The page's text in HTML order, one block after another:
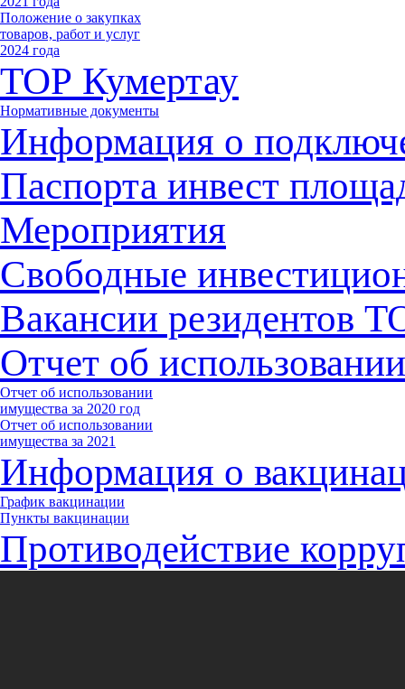
Положение о закупках
товаров, работ и услуг
2024 года
ТОР Кумертау
Нормативные документы
Информация о
Паспорта инвест
Мероприятия
Свободные
Вакансии резидентов
Отчет об
Отчет об использовании
имущества за 2020 год
Отчет об использовании
имущества за 2021
Информация о
График вакцинации
Пункты вакцинации
Противодействие